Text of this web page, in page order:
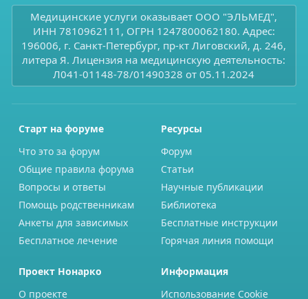
Медицинские услуги оказывает ООО "ЭЛЬМЕД",
ИНН 7810962111, ОГРН 1247800062180. Адрес:
196006, г. Санкт-Петербург, пр-кт Лиговский, д. 246,
литера Я. Лицензия на медицинскую деятельность:
Л041-01148-78/01490328 от 05.11.2024
Старт на форуме
Что это за форум
Общие правила форума
Вопросы и ответы
Помощь родственникам
Анкеты для зависимых
Бесплатное лечение
Ресурсы
Форум
Статьи
Научные публикации
Библиотека
Бесплатные инструкции
Горячая линия помощи
Проект Нонарко
О проекте
Информация
Использование Cookie